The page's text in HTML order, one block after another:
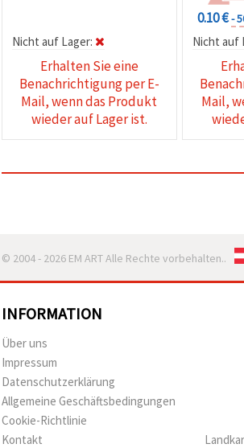
Nicht auf Lager:
Erhalten Sie eine
Benachrichtigung per E-
Mail, wenn das Produkt
wieder auf Lager ist.
0.10 €-
Nicht auf
Mail,
© 2004 - 2026 EM ART Alle Rechte vorbehalten..
INFORMATION
Über uns
Impressum
Datenschutzerklärung
Allgemeine Geschäftsbedingungen
Cookie-Richtlinie
Kontakt